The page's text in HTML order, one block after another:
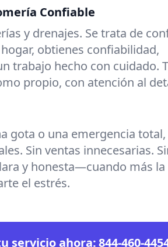
Confiable
y drenajes. Se trata de
obtienes confiabilidad,
trabajo hecho con cuidado.
propio, con atención al
gota o una emergencia
Sin ventas innecesarias.
y honesta—cuando más la
el estrés.
servicio ahora:844-460-